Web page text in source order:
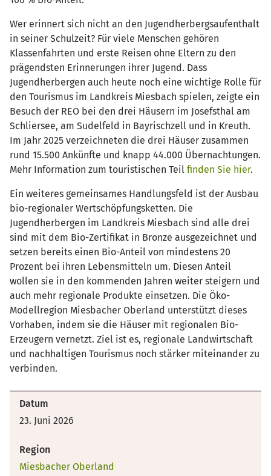
Wer erinnert sich nicht an den Jugendherbergsaufenthalt
in seiner Schulzeit? Für viele Menschen gehören
Klassenfahrten und erste Reisen ohne Eltern zu den
prägendsten Erinnerungen ihrer Jugend. Dass
Jugendherbergen auch heute noch eine wichtige Rolle für
den Tourismus im Landkreis Miesbach spielen, zeigte ein
Besuch der REO bei den drei Häusern im Josefsthal am
Schliersee, am Sudelfeld in Bayrischzell und in Kreuth.
Im Jahr 2025 verzeichneten die drei Häuser zusammen
rund 15.500 Ankünfte und knapp 44.000 Übernachtungen.
Mehr Information zum touristischen Teil finden Sie hier.
Ein weiteres gemeinsames Handlungsfeld ist der Ausbau
bio-regionaler Wertschöpfungsketten. Die
Jugendherbergen im Landkreis Miesbach sind alle drei
sind mit dem Bio-Zertifikat in Bronze ausgezeichnet und
setzen bereits einen Bio-Anteil von mindestens 20
Prozent bei ihren Lebensmitteln um. Diesen Anteil
wollen sie in den kommenden Jahren weiter steigern und
auch mehr regionale Produkte einsetzen. Die Öko-
Modellregion Miesbacher Oberland unterstützt dieses
Vorhaben, indem sie die Häuser mit regionalen Bio-
Erzeugern vernetzt. Ziel ist es, regionale Landwirtschaft
und nachhaltigen Tourismus noch stärker miteinander zu
verbinden.
Datum
23. Juni 2026
Region
Miesbacher Oberland